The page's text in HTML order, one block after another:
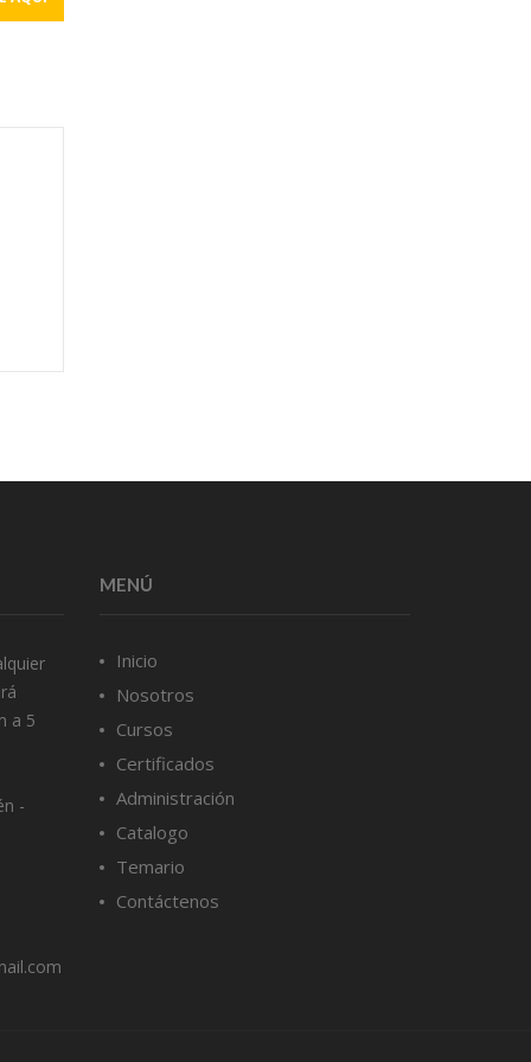
a 5
-
MENÚ
Inicio
Nosotros
Cursos
Certificados
Administración
Catalogo
Temario
Contáctenos